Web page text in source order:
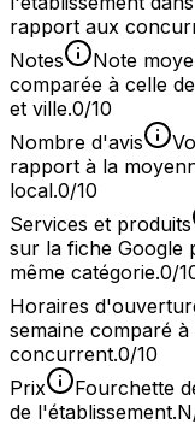
rapport aux
Notes
Note
comparée à celle
et ville.0/10
Nombre d'avis
rapport à la
local.0/10
Services et produits
sur la fiche Google
même catégorie.0/
Horaires
semaine comparé
concurrent.0/10
Prix
Fourchette
de l'établissement.